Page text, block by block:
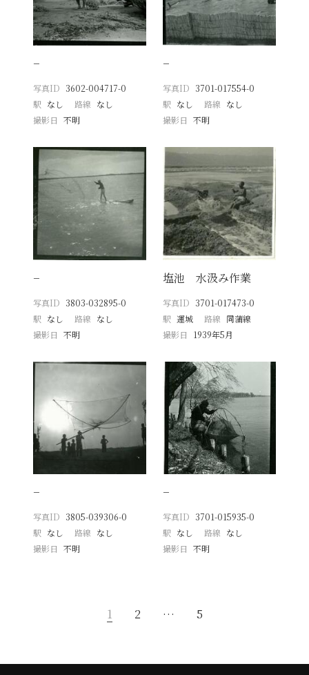
−
写真ID 3602-004717-0
駅 なし 路線 なし
撮影日
不明
−
写真ID 3701-017554-0
駅 なし 路線 なし
撮影日 不明
−
写真ID 3803-032895-0
駅 なし 路線 なし
撮影日
不明
塩池 水汲み作業
写真ID 3701-017473-0
駅 運城 路線 同蒲線
撮影日
1939年5月
−
写真ID 3805-039306-0
駅 なし 路線 なし
撮影日
不明
−
写真ID 3701-015935-0
駅 なし 路線 なし
撮影日 不明
1 2 … 5